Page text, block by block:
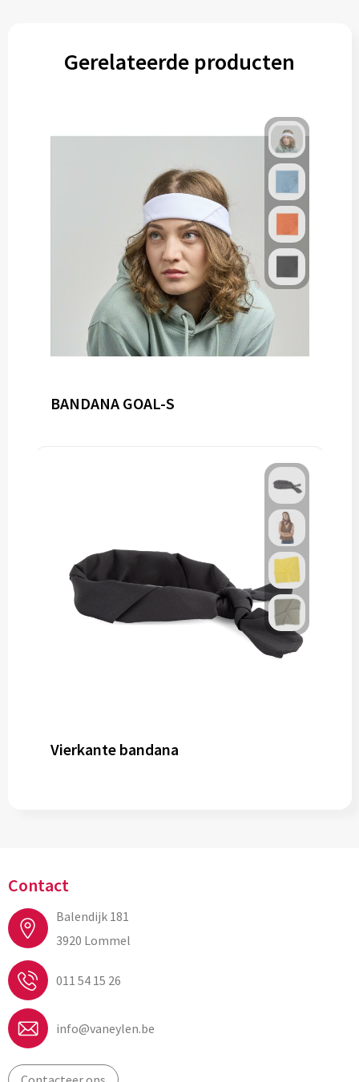
Gerelateerde producten
BANDANA GOAL-S
Vierkante bandana
Contact
Balendijk 181
3920 Lommel
011 54 15 26
info@vaneylen.be